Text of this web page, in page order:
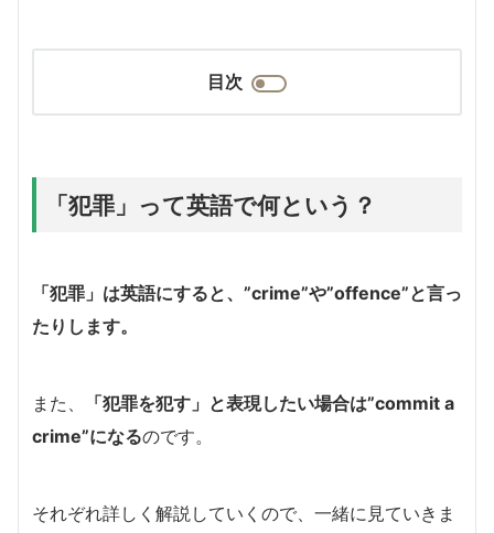
目次
「犯罪」って英語で何という？
「犯罪」は英語にすると、”crime”や”offence”と言っ
たりします。
また、
「犯罪を犯す」と表現したい場合は”commit a
crime”になるのです。
それぞれ詳しく解説していくので、一緒に見ていきま